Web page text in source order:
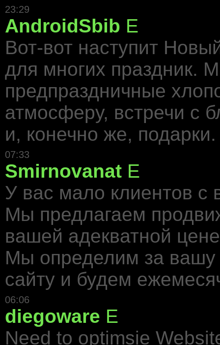
23:29
AndroidSbib E
Вот-вот наступит
для многих праздник.
предпраздничные
атмосферу, встречи с
и, конечно же,
07:33
Smirnovanat E
У вас мало клиентов с
Мы предлагаем
вашей адекватной
Мы определим за
сайту и будем
06:06
diegoware E
Need to optimsie